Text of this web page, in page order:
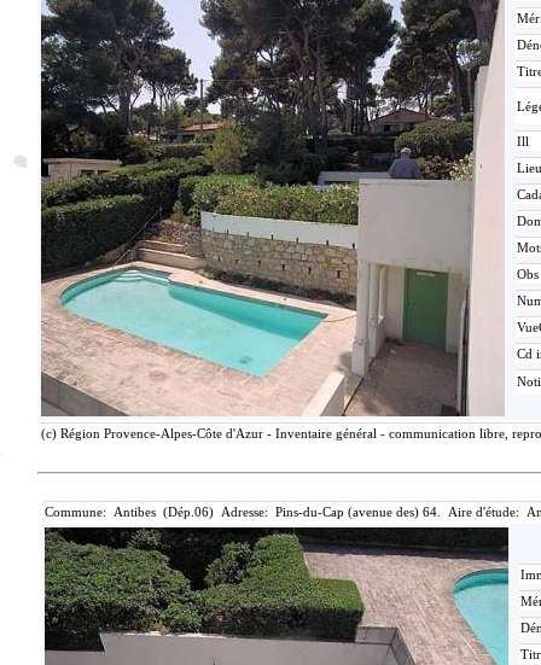
Ill
Obs
Cd
(c) Région Provence-Alpes-Côte d'Azur - Inventaire général - communication libre,
Commune: Antibes (Dép.06) Adresse: Pins-du-Cap (avenue des) 64. Aire d'étude: